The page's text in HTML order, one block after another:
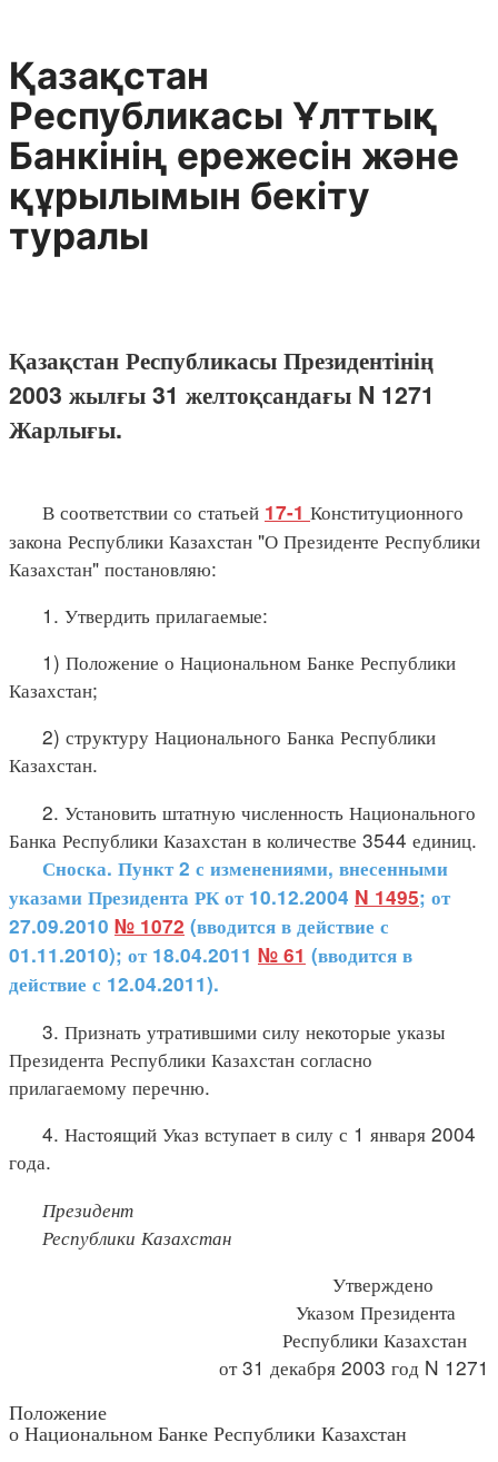
Қазақстан
Республикасы Ұлттық
Банкiнiң ережесiн және
құрылымын бекiту
туралы
Қазақстан Республикасы Президентінің
2003 жылғы 31 желтоқсандағы N 1271
Жарлығы.
В соответствии со статьей 17-1 Конституционного
закона Республики Казахстан "О Президенте Республики
Казахстан" постановляю:
1. Утвердить прилагаемые:
1) Положение о Национальном Банке Республики
Казахстан;
2) структуру Национального Банка Республики
Казахстан.
2. Установить штатную численность Национального
Банка Республики Казахстан в количестве 3544 единиц.
Сноска. Пункт 2 с изменениями, внесенными
указами Президента РК от 10.12.2004 N 1495; от
27.09.2010 № 1072 (вводится в действие с
01.11.2010); от 18.04.2011 № 61 (вводится в
действие с 12.04.2011).
3. Признать утратившими силу некоторые указы
Президента Республики Казахстан согласно
прилагаемому перечню.
4. Настоящий Указ вступает в силу с 1 января 2004
года.
Президент
Республики Казахстан
Утверждено
Указом Президента
Республики Казахстан
от 31 декабря 2003 год N 1271
Положение
о Национальном Банке Республики Казахстан